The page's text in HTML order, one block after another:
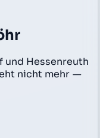
und Hessenreuth
nicht mehr —